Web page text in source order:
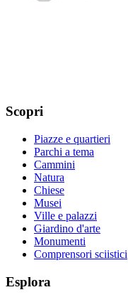
Scopri
Piazze e quartieri
Parchi a tema
Cammini
Natura
Chiese
Musei
Ville e palazzi
Giardino d'arte
Monumenti
Comprensori sciistici
Esplora